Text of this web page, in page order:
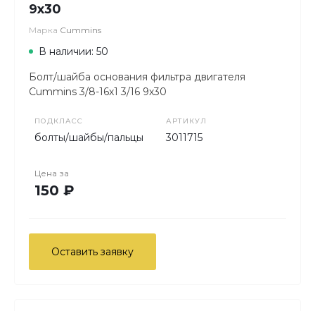
9х30
Марка Cummins
В наличии: 50
Болт/шайба основания фильтра двигателя
Cummins 3/8-16х1 3/16 9х30
ПОДКЛАСС
болты/шайбы/пальцы
АРТИКУЛ
3011715
Цена за
150 ₽
Оставить заявку